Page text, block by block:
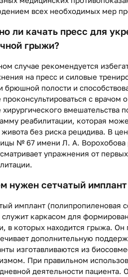
всех необходимых мер
ли качать пресс для
грыжи?
случае рекомендуется
на пресс и силовые
брюшной полости и
с врачом
хирургического вмешательства
реабилитации, которая
без риска рецидива. В
№ 67 имени Л. А. Ворохобова
упражнения от
нужен сетчатый
имплант (полипропиленовая
каркасом для
в которых находится грыжа. Он
дополнительную
изготавливаются из
При правильном
деятельности пациента.